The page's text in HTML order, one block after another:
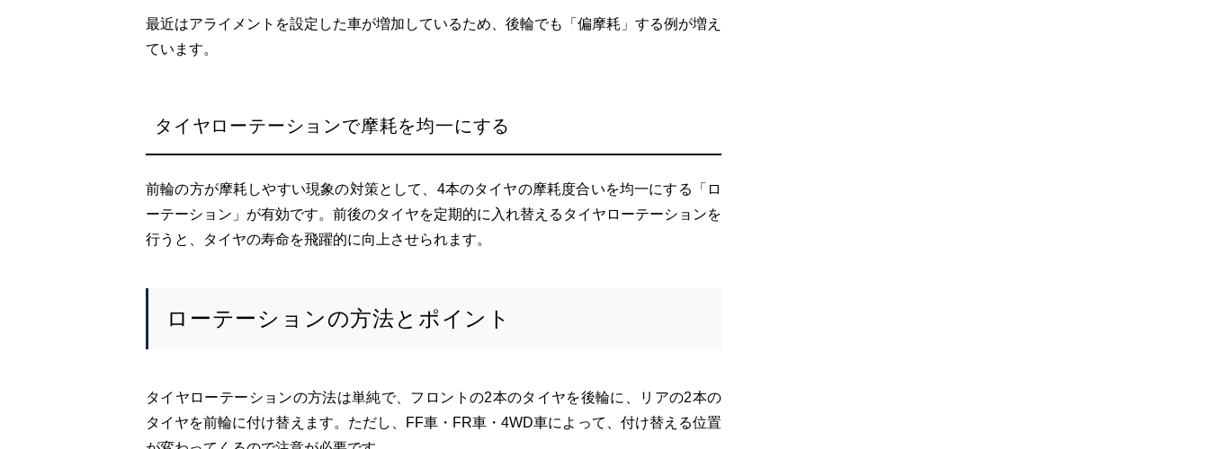
最近はアライメントを設定した車が増加しているため、後輪でも「偏摩耗」する例が増え
ています。
タイヤローテーションで摩耗を均一にする
前輪の方が摩耗しやすい現象の対策として、4本のタイヤの摩耗度合いを均一にする「ロ
ーテーション」が有効です。前後のタイヤを定期的に入れ替えるタイヤローテーションを
行うと、タイヤの寿命を飛躍的に向上させられます。
ローテーションの方法とポイント
タイヤローテーションの方法は単純で、フロントの2本のタイヤを後輪に、リアの2本の
タイヤを前輪に付け替えます。ただし、FF車・FR車・4WD車によって、付け替える位置